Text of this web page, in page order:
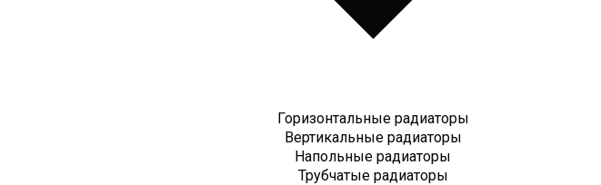
Горизонтальные радиаторы
Вертикальные радиаторы
Напольные радиаторы
Трубчатые радиаторы